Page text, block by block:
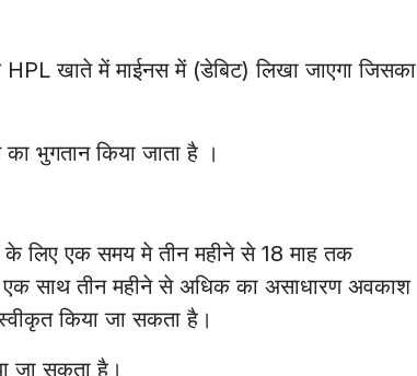
खाते में माईनस में (डेबिट) लिखा जाएगा जिसका
भुगतान किया जाता है ।
के लिए एक समय मे तीन महीने से 18 माह तक
साथ तीन महीने से अधिक का असाधारण अवकाश
किया जा सकता है।
जा सकता है।